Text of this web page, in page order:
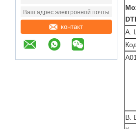
контакт
А.
Код
A01
B.